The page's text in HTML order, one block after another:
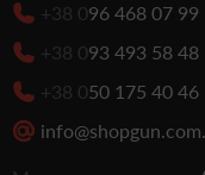
+38 096 468 07 99
+38 093 493 58 48
+38 050 175 40 46